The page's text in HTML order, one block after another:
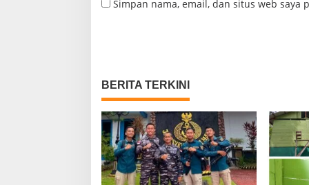
Simpan nama, email, dan situs web
BERITA TERKINI